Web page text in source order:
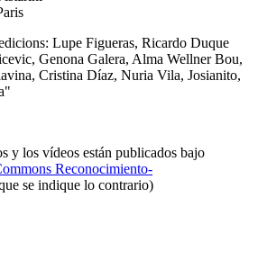
Lupe Figueras, Ricardo Duque
Genona Galera, Alma Wellner Bou,
Cristina Díaz, Nuria Vila, Josianito,
y los vídeos están publicados bajo
Reconocimiento-
se indique lo contrario)